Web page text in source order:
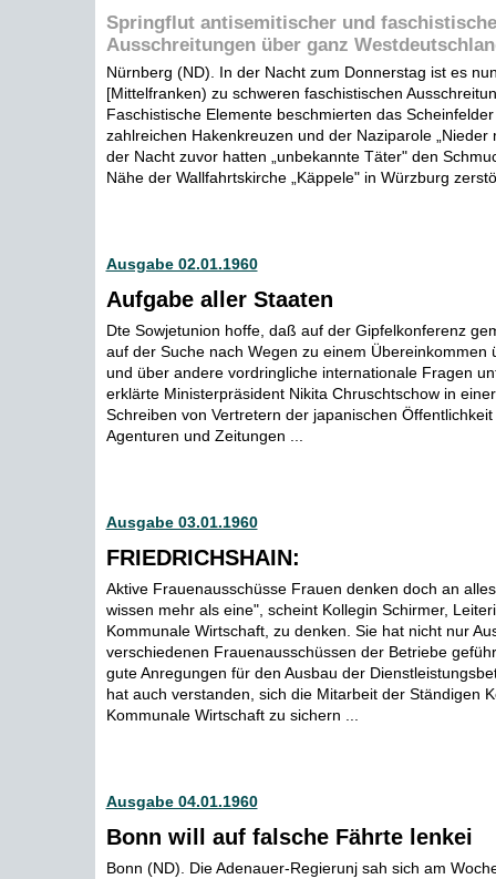
Springflut antisemitischer und
Ausschreitungen über ganz
Nürnberg (ND). In der Nacht zum Donnerstag ist es
[Mittelfranken) zu schweren faschistischen
Faschistische Elemente beschmierten das
zahlreichen Hakenkreuzen und der Naziparole „Nieder
der Nacht zuvor hatten „unbekannte Täter" den
Nähe der Wallfahrtskirche „Käppele" in Würzburg
Ausgabe 02.01.1960
Aufgabe aller Staaten
Dte Sowjetunion hoffe, daß auf der Gipfelkonferenz
auf der Suche nach Wegen zu einem Übereinkommen
und über andere vordringliche internationale Fragen
erklärte Ministerpräsident Nikita Chruschtschow in
Schreiben von Vertretern der japanischen
Agenturen und Zeitungen ...
Ausgabe 03.01.1960
FRIEDRICHSHAIN:
Aktive Frauenausschüsse Frauen denken doch an
wissen mehr als eine", scheint Kollegin Schirmer,
Kommunale Wirtschaft, zu denken. Sie hat nicht nur
verschiedenen Frauenausschüssen der Betriebe
gute Anregungen für den Ausbau der
hat auch verstanden, sich die Mitarbeit der Ständigen
Kommunale Wirtschaft zu sichern ...
Ausgabe 04.01.1960
Bonn will auf falsche Fährte lenkei
Bonn (ND). Die Adenauer-Regierunj sah sich am